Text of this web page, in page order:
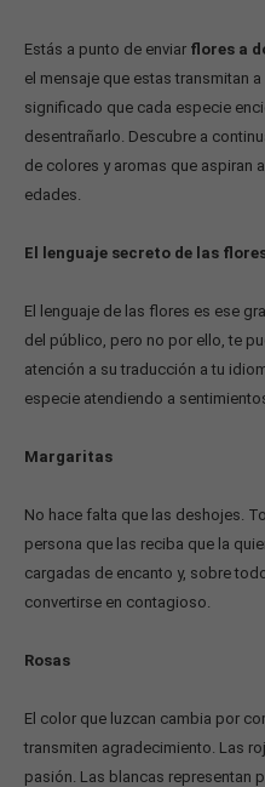
Estás a punto de enviar flores a
el mensaje que estas transmitan
significado que cada especie
desentrañarlo. Descubre a
de colores y aromas que aspiran
edades.
El lenguaje secreto de las
El lenguaje de las flores es ese
del público, pero no por ello, te
atención a su traducción a tu
especie atendiendo a
Margaritas
No hace falta que las deshojes.
persona que las reciba que la
cargadas de encanto y, sobre
convertirse en contagioso.
Rosas
El color que luzcan cambia por
transmiten agradecimiento. Las
pasión. Las blancas representan